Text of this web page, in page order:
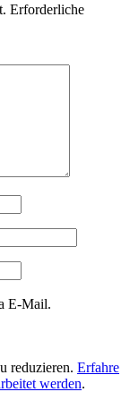
Erforderliche
E-Mail.
reduzieren. Erfahre
werden.